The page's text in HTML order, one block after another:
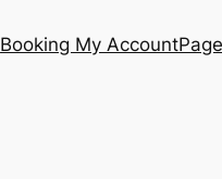
Booking My Account